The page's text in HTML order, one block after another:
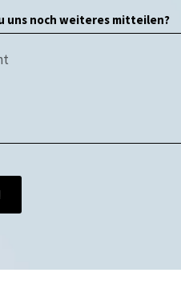
uns noch weiteres mitteilen?